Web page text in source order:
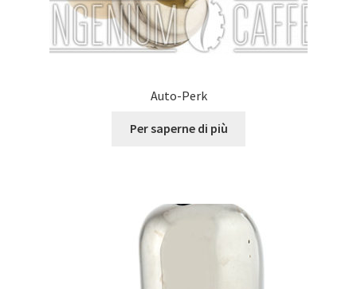
Auto-Perk
Per saperne di più